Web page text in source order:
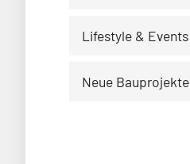
Lifestyle & Events
Neue Bauprojekte